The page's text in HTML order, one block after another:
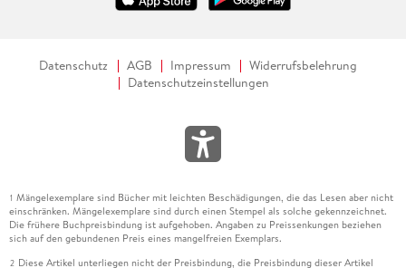
Datenschutz AGB Impressum
Widerrufsbelehrung
Datenschutzeinstellungen
1 Mängelexemplare sind Bücher mit leichten Beschädigungen, die das Lesen aber nicht
einschränken. Mängelexemplare sind durch einen Stempel als solche gekennzeichnet.
Die frühere Buchpreisbindung ist aufgehoben. Angaben zu Preissenkungen beziehen
sich auf den gebundenen Preis eines mangelfreien Exemplars.
2 Diese Artikel unterliegen nicht der Preisbindung, die Preisbindung dieser Artikel